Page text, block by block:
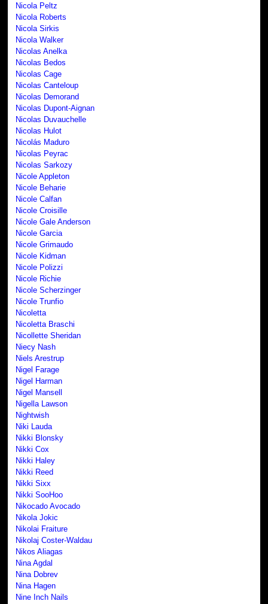
Nicola Peltz
Nicola Roberts
Nicola Sirkis
Nicola Walker
Nicolas Anelka
Nicolas Bedos
Nicolas Cage
Nicolas Canteloup
Nicolas Demorand
Nicolas Dupont-Aignan
Nicolas Duvauchelle
Nicolas Hulot
Nicolás Maduro
Nicolas Peyrac
Nicolas Sarkozy
Nicole Appleton
Nicole Beharie
Nicole Calfan
Nicole Croisille
Nicole Gale Anderson
Nicole Garcia
Nicole Grimaudo
Nicole Kidman
Nicole Polizzi
Nicole Richie
Nicole Scherzinger
Nicole Trunfio
Nicoletta
Nicoletta Braschi
Nicollette Sheridan
Niecy Nash
Niels Arestrup
Nigel Farage
Nigel Harman
Nigel Mansell
Nigella Lawson
Nightwish
Niki Lauda
Nikki Blonsky
Nikki Cox
Nikki Haley
Nikki Reed
Nikki Sixx
Nikki SooHoo
Nikocado Avocado
Nikola Jokic
Nikolai Fraiture
Nikolaj Coster-Waldau
Nikos Aliagas
Nina Agdal
Nina Dobrev
Nina Hagen
Nine Inch Nails